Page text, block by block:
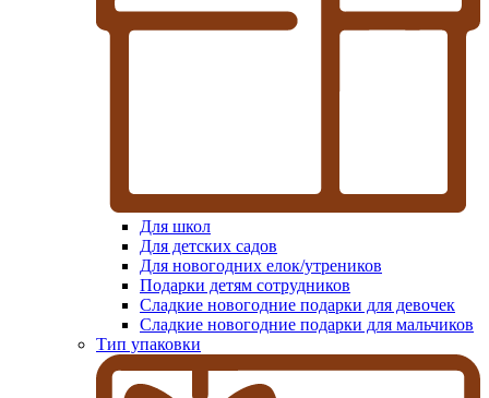
Для школ
Для детских садов
Для новогодних елок/утреников
Подарки детям сотрудников
Сладкие новогодние подарки для девочек
Сладкие новогодние подарки для мальчиков
Тип упаковки